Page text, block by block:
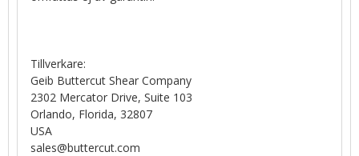
Tillverkare:
Geib Buttercut Shear Company
2302 Mercator Drive, Suite 103
Orlando, Florida, 32807
USA
sales@buttercut.com